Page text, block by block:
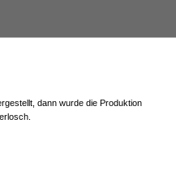
dann wurde die Produktion